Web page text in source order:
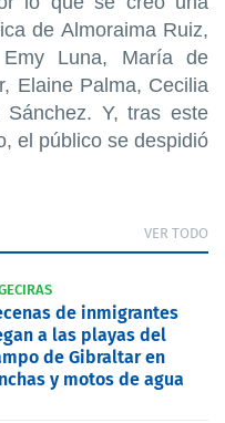
de Almoraima Ruiz,
Emy Luna, María de
Elaine Palma, Cecilia
Y, tras este
el público se despidió
VER TODO
de inmigrantes
a las playas del
de Gibraltar en
y motos de agua